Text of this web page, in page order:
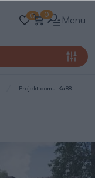
0 0 Menu
Projekt domu Ka88